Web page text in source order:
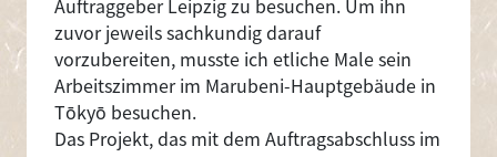
zuvor jeweils sachkundig darauf
vorzubereiten, musste ich etliche Male sein
Arbeitszimmer im Marubeni-Hauptgebäude in
Tōkyō besuchen.
Das Projekt, das mit dem Auftragsabschluss im